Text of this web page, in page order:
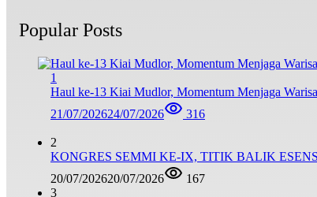
Popular Posts
1
Haul ke-13 Kiai Mudlor, Momentum Menjaga
21/07/202624/07/2026 316
2
KONGRES SEMMI KE-IX, TITIK BALIK
20/07/202620/07/2026
167
3